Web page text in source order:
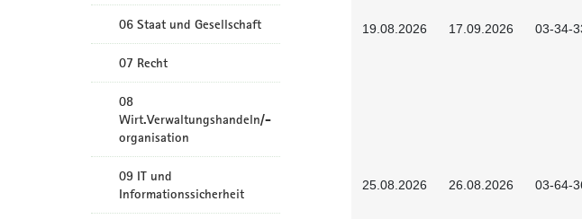
06 Staat und Gesellschaft
07 Recht
08
Wirt.Verwaltungshandeln/-
organisation
09 IT und
Informationssicherheit
19.08.2026 17.09.2026 03-34-
25.08.2026 26.08.2026 03-64-